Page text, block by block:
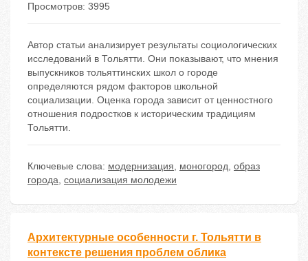
Просмотров: 3995
Автор статьи анализирует результаты социологических
исследований в Тольятти. Они показывают, что мнения
выпускников тольяттинских школ о городе
определяются рядом факторов школьной
социализации. Оценка города зависит от ценностного
отношения подростков к историческим традициям
Тольятти.
Ключевые слова: модернизация, моногород, образ
города, социализация молодежи
Архитектурные особенности г. Тольятти в
контексте решения проблем облика